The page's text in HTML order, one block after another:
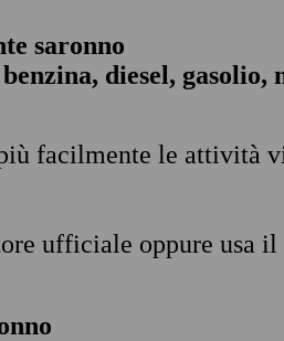
saronno
diesel, gasolio,
facilmente le attività
ufficiale oppure usa il